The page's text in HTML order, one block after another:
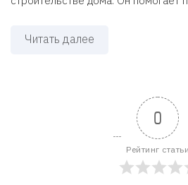
Читать далее
0
Рейтинг статьи